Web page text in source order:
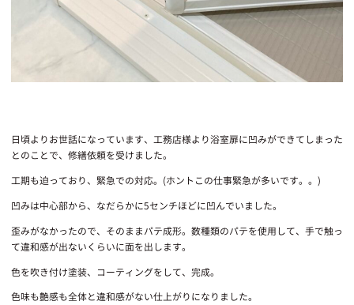
日頃よりお世話になっています、工務店様より浴室扉に凹みができてしまった
とのことで、修繕依頼を受けました。
工期も迫っており、緊急での対応。(ホントこの仕事緊急が多いです。。)
凹みは中心部から、なだらかに5センチほどに凹んでいました。
歪みがなかったので、そのままパテ成形。数種類のパテを使用して、手で触っ
て違和感が出ないくらいに面を出します。
色を吹き付け塗装、コーティングをして、完成。
色味も艶感も全体と違和感がない仕上がりになりました。